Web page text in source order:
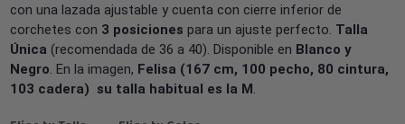
con una lazada ajustable y cuenta con cierre inferior de
corchetes con 3 posiciones para un ajuste perfecto. Talla
Única (recomendada de 36 a 40). Disponible en Blanco y
Negro. En la imagen, Felisa (167 cm, 100 pecho, 80 cintura,
103 cadera) su talla habitual es la M .